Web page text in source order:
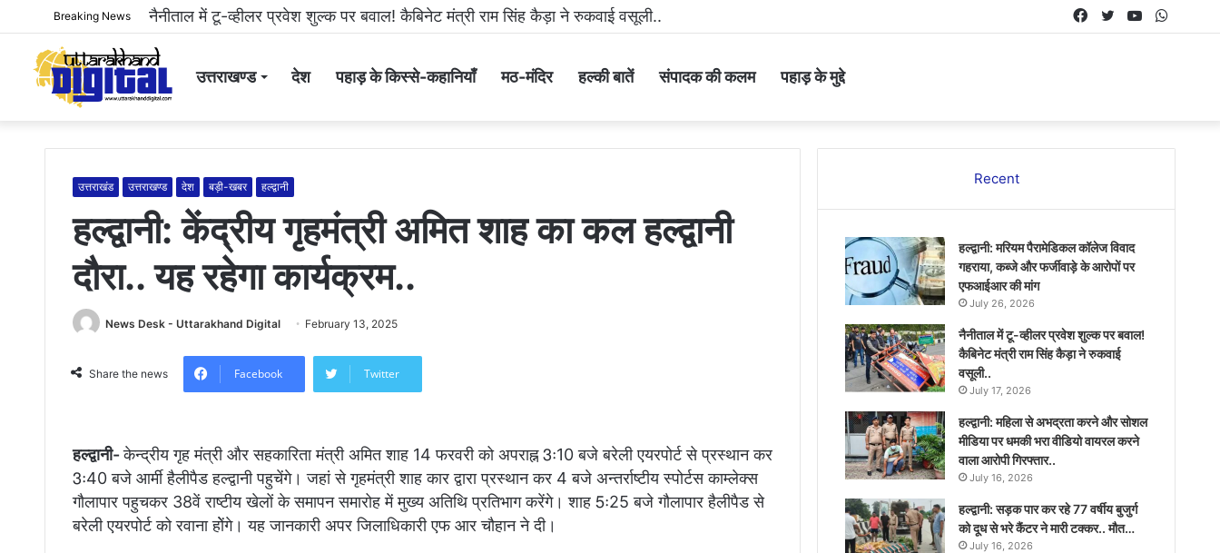
Breaking News हल्द्वानी: महिला से अभद्रता करने और सोशल मीडिया पर धमकी भरा वीडियो वायरल करने वाला आरोपी गिरफ्तार.. YouTube
Twitter
Facebook
उत्तराखण्ड देश पहाड़ के किस्से-कहानियाँ मठ-मंदिर हल्की बातें संपादक की कलम पहाड़ के मुद्दे
उत्तराखंड उत्तराखण्ड देश बड़ी-खबर हल्द्वानी
हल्द्वानी: केंद्रीय गृहमंत्री अमित शाह का कल हल्द्वानी
दौरा.. यह रहेगा कार्यक्रम..
News Desk - Uttarakhand Digital February 13, 2025
Share the news Facebook Twitter
हल्द्वानी-केन्द्रीय गृह मंत्री और सहकारिता मंत्री अमित शाह 14 फरवरी को अपराह्न 3ः10 बजे बरेली एयरपोर्ट से प्रस्थान कर
3ः40 बजे आर्मी हैलीपैड हल्द्वानी पहुचेंगे। जहां से गृहमंत्री शाह कार द्वारा प्रस्थान कर 4 बजे अन्तर्राष्टीय स्पोर्टस काम्लेक्स
गौलापार पहुचकर 38वें राष्टीय खेलों के समापन समारोह में मुख्य अतिथि प्रतिभाग करेंगे। शाह 5ः25 बजे गौलापार हैलीपैड से
बरेली एयरपोर्ट को रवाना होेंगे। यह जानकारी अपर जिलाधिकारी एफ आर चौहान ने दी।
Recent
हल्द्वानी: मरियम पैरामेडिकल कॉलेज विवाद
गहराया, कब्जे और फर्जीवाड़े के आरोपों पर
एफआईआर की मांग
July 26, 2026
नैनीताल में टू-व्हीलर प्रवेश शुल्क पर बवाल!
कैबिनेट मंत्री राम सिंह कैड़ा ने रुकवाई
वसूली..
July 17, 2026
हल्द्वानी: महिला से अभद्रता करने और सोशल
मीडिया पर धमकी भरा वीडियो वायरल करने
वाला आरोपी गिरफ्तार..
July 16, 2026
हल्द्वानी: सड़क पार कर रहे 77 वर्षीय बुजुर्ग
को दूध से भरे कैंटर ने मारी टक्कर.. मौत…
July 16, 2026